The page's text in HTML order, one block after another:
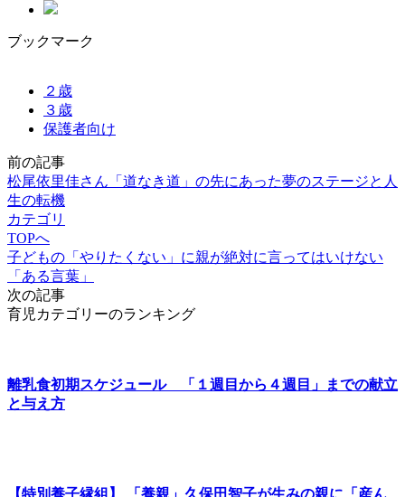
ブックマーク
２歳
３歳
保護者向け
前の記事
松尾依里佳さん「道なき道」の先にあった夢のステージと人
生の転機
カテゴリ
TOPへ
子どもの「やりたくない」に親が絶対に言ってはいけない
「ある言葉」
次の記事
育児カテゴリーのランキング
離乳食初期スケジュール 「１週目から４週目」までの献立
と与え方
【特別養子縁組】 「養親」久保田智子が生みの親に「産ん